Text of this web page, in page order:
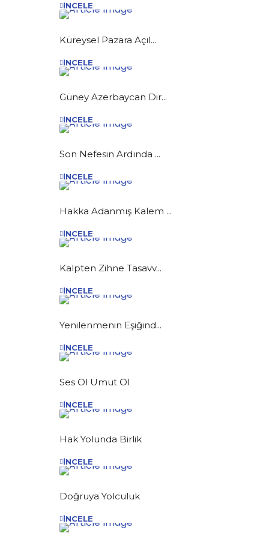
İNCELE
Küreysel Pazara Açıl...
İNCELE
Güney Azerbaycan Dir...
İNCELE
Son Nefesin Ardında ...
İNCELE
Hakka Adanmış Kalem ...
İNCELE
Kalpten Zihne Tasavv...
İNCELE
Yenilenmenin Eşiğind...
İNCELE
Ses Ol Umut Ol
İNCELE
Hak Yolunda Birlik
İNCELE
Doğruya Yolculuk
İNCELE